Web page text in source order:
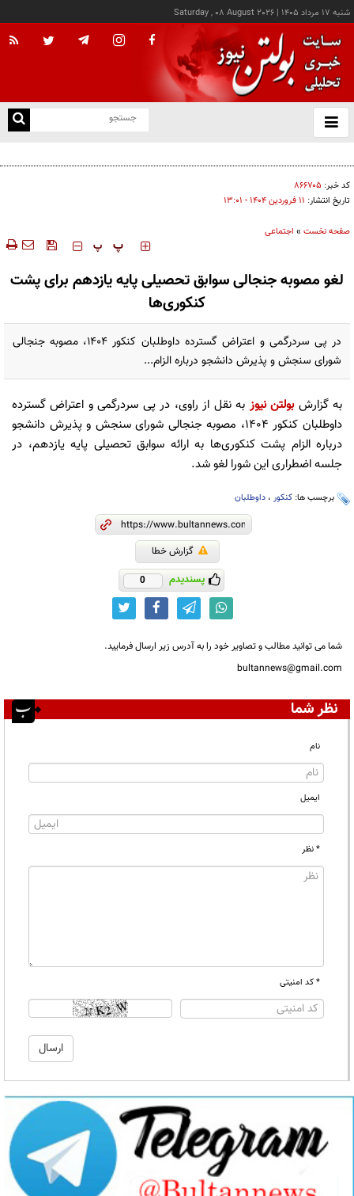
شنبه ۱۷ مرداد ۱۴۰۵ |
Saturday , 08 August 2026
باز
و
کد خبر: ۸۶۶۷۰۵
تاریخ انتشار: ۱۱ فروردين ۱۴۰۴ - ۱۳:۰۱
صفحه نخست » اجتماعی
‍‍‍ پ پ
لغو مصوبه جنجالی سوابق تحصیلی پایه یازدهم برای پشت
کنکوری‌ها
در پی سردرگمی و اعتراض گسترده داوطلبان کنکور ۱۴۰۴، مصوبه جنجالی
شورای سنجش و پذیرش دانشجو درباره الزام...
به گزارشبولتن نیوز به نقل از راوی، در پی سردرگمی و اعتراض گسترده
داوطلبان کنکور ۱۴۰۴، مصوبه جنجالی شورای سنجش و پذیرش دانشجو
درباره الزام پشت کنکوری‌ها به ارائه سوابق تحصیلی پایه یازدهم، در
جلسه اضطراری این شورا لغو شد.
برچسب ها: کنکور ، داوطلبان
گزارش خطا
پسندیدم 0
شما می توانید مطالب و تصاویر خود را به آدرس زیر ارسال فرمایید.
bultannews@gmail.com
نظر شما
نام
ایمیل
* نظر
* کد امنیتی